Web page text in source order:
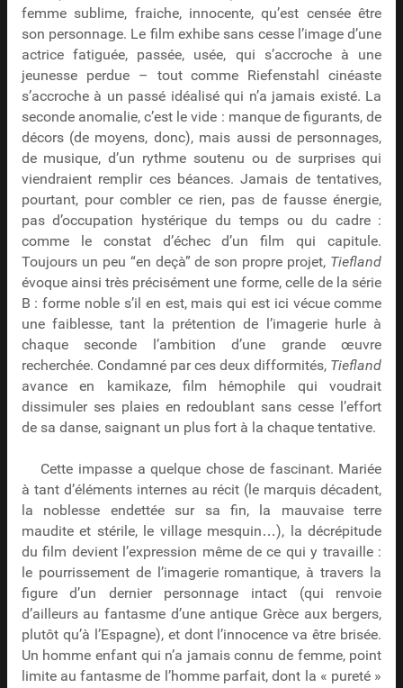
femme sublime, fraiche, innocente, qu’est censée être
son personnage. Le film exhibe sans cesse l’image d’une
actrice fatiguée, passée, usée, qui s’accroche à une
jeunesse perdue – tout comme Riefenstahl cinéaste
s’accroche à un passé idéalisé qui n’a jamais existé. La
seconde anomalie, c’est le vide : manque de figurants, de
décors (de moyens, donc), mais aussi de personnages,
de musique, d’un rythme soutenu ou de surprises qui
viendraient remplir ces béances. Jamais de tentatives,
pourtant, pour combler ce rien, pas de fausse énergie,
pas d’occupation hystérique du temps ou du cadre :
comme le constat d’échec d’un film qui capitule.
Toujours un peu “en deçà” de son propre projet, Tiefland
évoque ainsi très précisément une forme, celle de la série
B : forme noble s’il en est, mais qui est ici vécue comme
une faiblesse, tant la prétention de l’imagerie hurle à
chaque seconde l’ambition d’une grande œuvre
recherchée. Condamné par ces deux difformités, Tiefland
avance en kamikaze, film hémophile qui voudrait
dissimuler ses plaies en redoublant sans cesse l’effort
de sa danse, saignant un plus fort à la chaque tentative.
Cette impasse a quelque chose de fascinant. Mariée
à tant d’éléments internes au récit (le marquis décadent,
la noblesse endettée sur sa fin, la mauvaise terre
maudite et stérile, le village mesquin…), la décrépitude
du film devient l’expression même de ce qui y travaille :
le pourrissement de l’imagerie romantique, à travers la
figure d’un dernier personnage intact (qui renvoie
d’ailleurs au fantasme d’une antique Grèce aux bergers,
plutôt qu’à l’Espagne), et dont l’innocence va être brisée.
Un homme enfant qui n’a jamais connu de femme, point
limite au fantasme de l’homme parfait, dont la « pureté »